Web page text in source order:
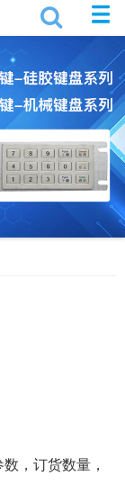
，订货数量，